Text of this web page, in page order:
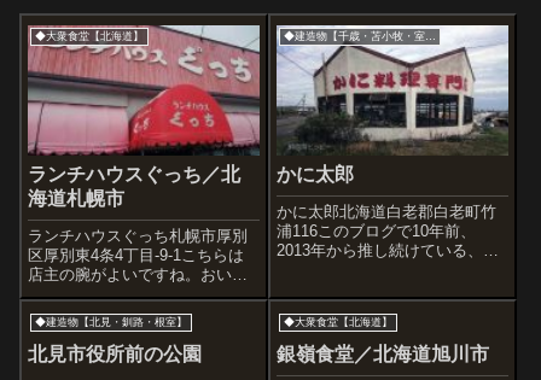
◆大衆食堂【北海道】
ランチハウスぐっち／北
海道札幌市
ランチハウスぐっち札幌市厚別
区厚別東4条4丁目-9-1こちらは
店主の腕がよいですね。おいし
いです。
◆建造物【千歳・苫小牧・室蘭】
かに太郎
かに太郎北海道白老郡白老町竹
浦116このブログで10年前、
2013年から推し続けている、昭
た。10年前など、複数の「かに
太郎」記事リンクを下部に貼っ
ておきま...
◆建造物【北見・釧路・根室】
北見市役所前の公園
◆大衆食堂【北海道】
銀嶺食堂／北海道旭川市